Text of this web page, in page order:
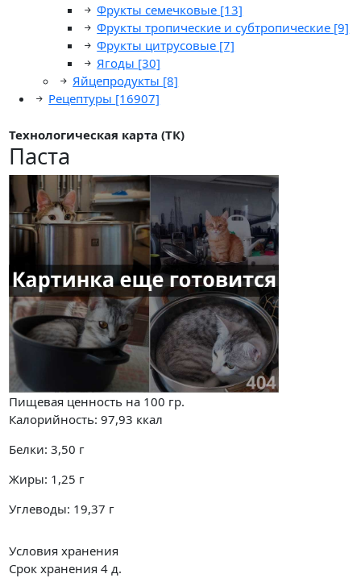
Фрукты семечковые [13]
Фрукты тропические и субтропические [9]
Фрукты цитрусовые [7]
Ягоды [30]
Яйцепродукты [8]
Рецептуры [16907]
Технологическая карта (ТК)
Паста
Пищевая ценность на 100 гр.
Калорийность: 97,93 ккал
Белки: 3,50 г
Жиры: 1,25 г
Углеводы: 19,37 г
Условия хранения
Срок хранения 4 д.